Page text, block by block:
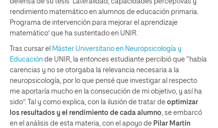
defensa de su tesis ‘Lateralidad, capacidades perceptivas y
rendimiento matemático en alumnos de educación primaria.
Programa de intervención para mejorar el aprendizaje
matemático’ que ha sustentado en UNIR.
Tras cursar el Máster Universitario en Neuropsicología y
Educación de UNIR, la entonces estudiante percibió que “había
carencias y no se otorgaba la relevancia necesaria a la
neuropsicología, por lo que pensé que investigar al respecto
me aportaría mucho en la consecución de mi objetivo, y así ha
sido”. Tal y como explica, con la ilusión de tratar de optimizar
los resultados y el rendimiento de cada alumno, se embarcó
en el análisis de esta materia, con el apoyo de Pilar Martín